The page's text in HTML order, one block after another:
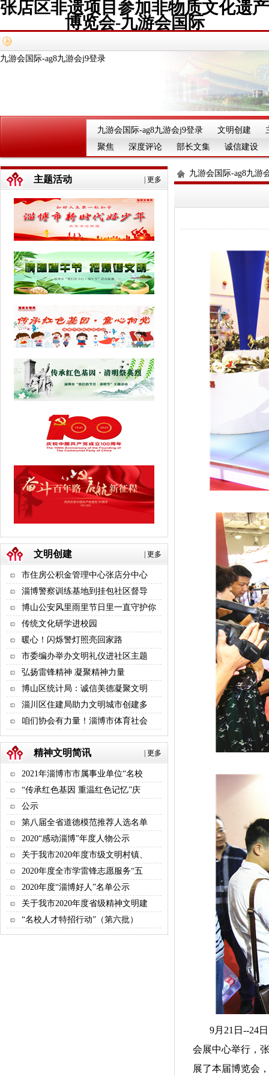
张店区非遗项目参加非物质文化遗产
博览会-九游会国际
九游会国际-ag8九游会j9登录
九游会国际-ag8九游会j9登录 文明创建
聚焦
深度评论 部长文集 诚信建设
更多
主题活动
更多
文明创建
市住房公积金管理中心张店分中心
淄博警察训练基地到挂包社区督导
博山公安风里雨里节日里一直守护你
传统文化研学进校园
暖心！闪烁警灯照亮回家路
市委编办举办文明礼仪进社区主题
弘扬雷锋精神 凝聚精神力量
博山区统计局：诚信美德凝聚文明
淄川区住建局助力文明城市创建多
咱们协会有力量！淄博市体育社会
更多
精神文明简讯
2021年淄博市市属事业单位“名校
“传承红色基因 重温红色记忆”庆
公示
第八届全省道德模范推荐人选名单
2020“感动淄博”年度人物公示
关于我市2020年度市级文明村镇、
2020年度全市学雷锋志愿服务“五
2020年度“淄博好人”名单公示
关于我市2020年度省级精神文明建
“名校人才特招行动”（第六批）
九游会国际-ag8九游
9月21日--24
会展中心举行，
展了本届博览会